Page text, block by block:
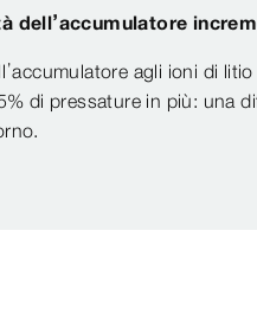
dell’accumulatore
agli ioni di
di pressature in più: una